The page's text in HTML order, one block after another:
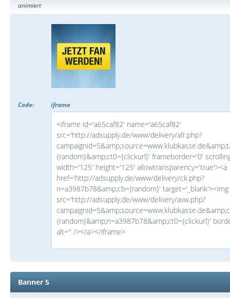
animiert
Code: iframe
<iframe id='a65caf82' name='a65caf82'
src='http://adsupply.de/www/delivery/afr.php?
{random}&amp;ct0={clickurl}' frameborder='0'
width='125' height='125' allowtransparency='true'><a
href='http://adsupply.de/www/delivery/ck.php?
n=a3987b78&amp;cb={random}' target='_blank'><img
src='http://adsupply.de/www/delivery/avw.php?
{random}&amp;n=a3987b78&amp;ct0={clickurl}'
alt='' /></a></iframe>
Banner 5